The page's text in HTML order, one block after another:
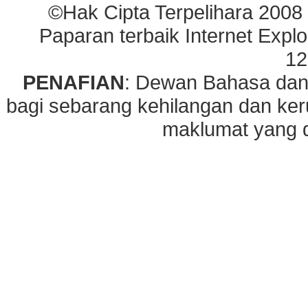
©Hak Cipta Terpelihara
Paparan terbaik Internet
PENAFIAN: Dewan Bahasa
bagi sebarang kehilangan dan
maklumat yang